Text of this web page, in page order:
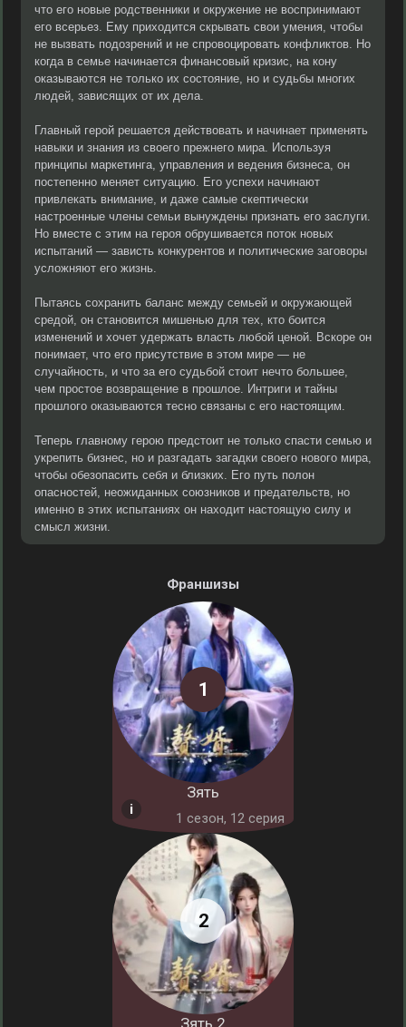
что его новые родственники и окружение не воспринимают
его всерьез. Ему приходится скрывать свои умения, чтобы
не вызвать подозрений и не спровоцировать конфликтов. Но
когда в семье начинается финансовый кризис, на кону
оказываются не только их состояние, но и судьбы многих
людей, зависящих от их дела.
Главный герой решается действовать и начинает применять
навыки и знания из своего прежнего мира. Используя
принципы маркетинга, управления и ведения бизнеса, он
постепенно меняет ситуацию. Его успехи начинают
привлекать внимание, и даже самые скептически
настроенные члены семьи вынуждены признать его заслуги.
Но вместе с этим на героя обрушивается поток новых
испытаний — зависть конкурентов и политические заговоры
усложняют его жизнь.
Пытаясь сохранить баланс между семьей и окружающей
средой, он становится мишенью для тех, кто боится
изменений и хочет удержать власть любой ценой. Вскоре он
понимает, что его присутствие в этом мире — не
случайность, и что за его судьбой стоит нечто большее,
чем простое возвращение в прошлое. Интриги и тайны
прошлого оказываются тесно связаны с его настоящим.
Теперь главному герою предстоит не только спасти семью и
укрепить бизнес, но и разгадать загадки своего нового мира,
чтобы обезопасить себя и близких. Его путь полон
опасностей, неожиданных союзников и предательств, но
именно в этих испытаниях он находит настоящую силу и
смысл жизни.
Франшизы
Зять
1 cезон, 12 серия
Зять 2